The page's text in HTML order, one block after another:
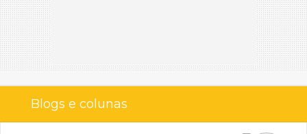
Blogs e colunas